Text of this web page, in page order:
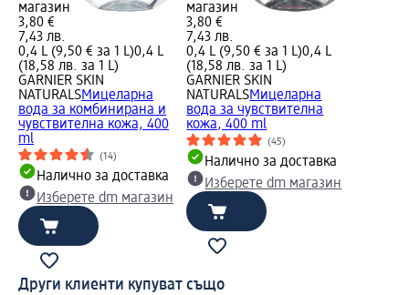
магазин
3,80 €
7,43 лв.
0,4 L (9,50 € за 1 L)0,4 L
(18,58 лв. за 1 L)
GARNIER SKIN
NATURALSМицеларна
вода за комбинирана и
чувствителна кожа, 400
ml
(14)
Налично за доставка
Изберете dm магазин
магазин
3,80 €
7,43 лв.
0,4 L (9,50 € за 1 L)0,4 L
(18,58 лв. за 1 L)
GARNIER SKIN
NATURALSМицеларна
вода за чувствителна
кожа, 400 ml
(45)
Налично за доставка
Изберете dm магазин
Други клиенти купуват също